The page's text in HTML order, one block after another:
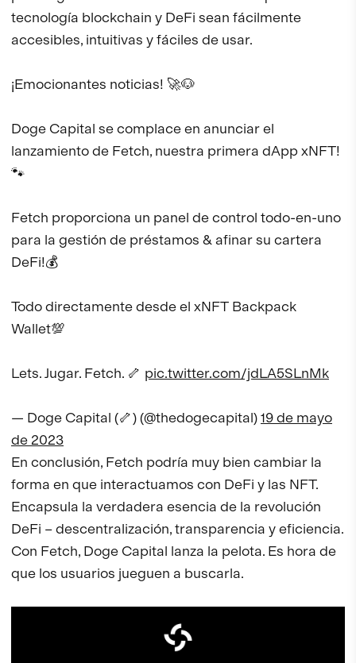
tecnología blockchain y DeFi sean fácilmente
accesibles, intuitivas y fáciles de usar.
¡Emocionantes noticias! 🚀🐶
Doge Capital se complace en anunciar el
lanzamiento de Fetch, nuestra primera dApp xNFT!
🐾
Fetch proporciona un panel de control todo-en-uno
para la gestión de préstamos & afinar su cartera
DeFi!💰
Todo directamente desde el xNFT Backpack
Wallet💯
Lets. Jugar. Fetch. 🦴 pic.twitter.com/jdLA5SLnMk
— Doge Capital (🦴) (@thedogecapital)19 de mayo
de 2023
En conclusión, Fetch podría muy bien cambiar la
forma en que interactuamos con DeFi y las NFT.
Encapsula la verdadera esencia de la revolución
DeFi – descentralización, transparencia y eficiencia.
Con Fetch, Doge Capital lanza la pelota. Es hora de
que los usuarios jueguen a buscarla.